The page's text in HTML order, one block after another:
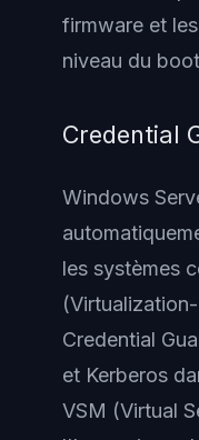
firmware et
niveau du
Credential
Windows
les systèmes
Credential
et Kerberos
VSM (Virtual